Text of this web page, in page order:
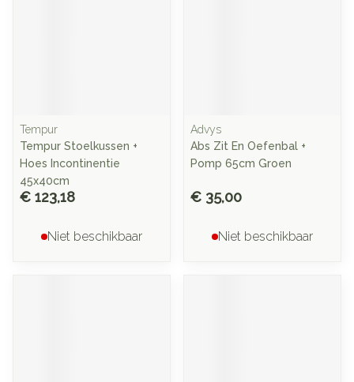
Tempur
Tempur Stoelkussen +
Hoes Incontinentie
45x40cm
€ 123,18
Niet beschikbaar
Advys
Abs Zit En Oefenbal +
Pomp 65cm Groen
€ 35,00
Niet beschikbaar